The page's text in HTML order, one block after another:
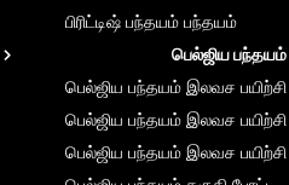
பிரிட்டிஷ் பந்தயம் பந்தயம்
பெல்ஜிய பந்தயம்
பெல்ஜிய பந்தயம் இலவச பயிற்சி
பெல்ஜிய பந்தயம் இலவச
பெல்ஜிய பந்தயம் இலவச